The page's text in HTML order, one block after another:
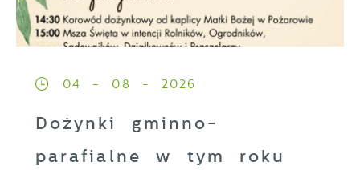
04 - 08 - 2026
Dożynki gminno-
parafialne w tym roku